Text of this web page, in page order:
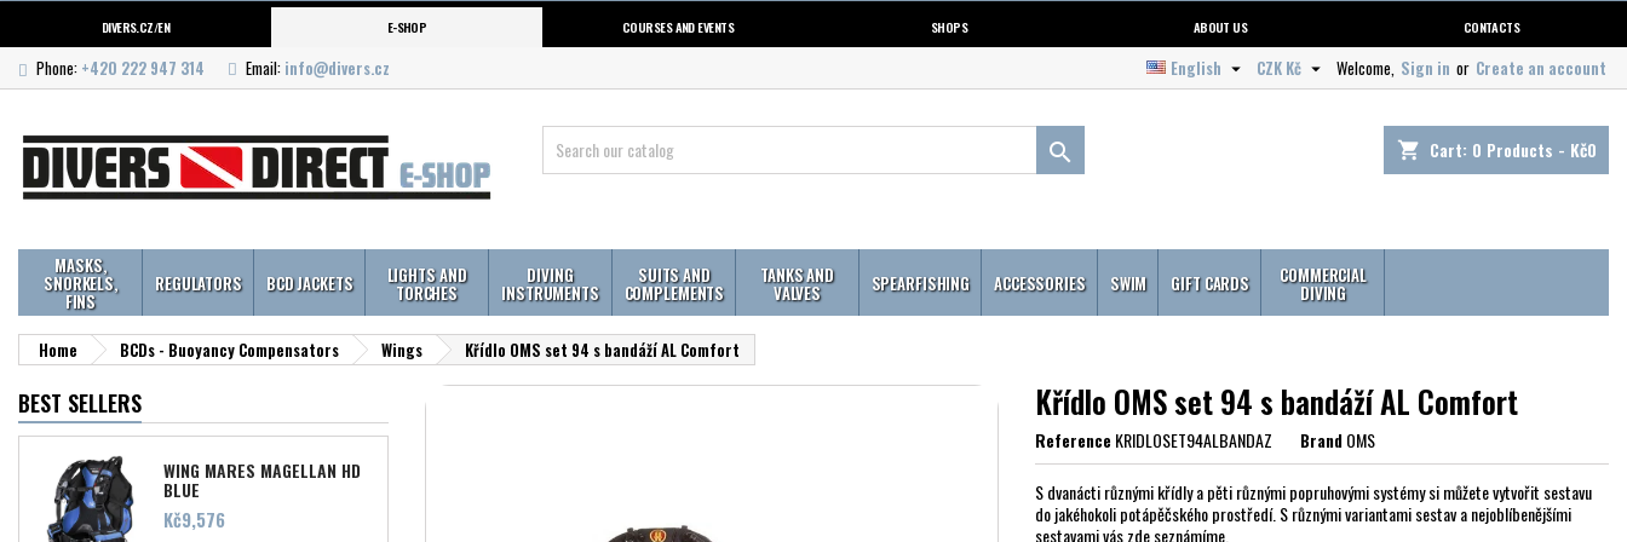
DIVERS.CZ/EN E-SHOP COURSES AND EVENTS SHOPS ABOUT US CONTACTS
Phone: +420 222 947 314 Email: info@divers.cz Welcome, Sign in or Create an account
CZK Kč 
English 
shopping_cart Cart: 0 Products - Kč0

MASKS,
SNORKELS,
FINS
REGULATORS BCD JACKETS LIGHTS AND
TORCHES
DIVING
INSTRUMENTS
SUITS AND
COMPLEMENTS
TANKS AND
VALVES SPEARFISHING ACCESSORIES SWIM GIFT CARDS COMMERCIAL
DIVING
Home BCDs - Buoyancy Compensators Wings Křídlo OMS set 94 s bandáží AL Comfort
BEST SELLERS
WING MARES MAGELLAN HD
BLUE
Price
Kč9,576
Křídlo OMS set 94 s bandáží AL Comfort
ReferenceKRIDLOSET94ALBANDAZ BrandOMS
S dvanácti různými křídly a pěti různými popruhovými systémy si můžete vytvořit sestavu
do jakéhokoli potápěčského prostředí. S různými variantami sestav a nejoblíbenějšími
sestavami vás zde seznámíme.